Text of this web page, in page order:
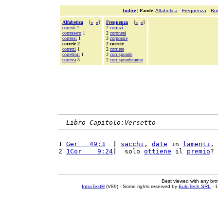
Indice| Parole: Alfabetica - Frequenza -
Alfabetica [« »]
correrò 1
corressero 1
corressi 1
correte 2
corretti 1
correttori 1
correva 5
Frequenza [« »]
2 corinzî
2 coronerà
2 corporale
2 correte
2 corriere
2 corrisponde
2 corrisponderanno
Libro Capitolo:Versetto
1 Ger   49:3 sacchi , date in lamenti ,
2 1Cor    9:24 |  solo ottiene il premio?
Best viewed with any
IntraText®(V89) - Some rights reserved by EuloTech SRL -